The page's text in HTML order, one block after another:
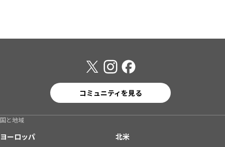
コミュニティを見る
国と地域
ヨーロッパ
北米